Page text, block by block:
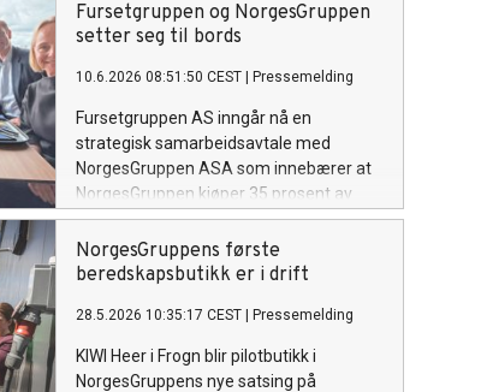
Fursetgruppen og NorgesGruppen
setter seg til bords
10.6.2026 08:51:50 CEST Pressemelding
Fursetgruppen AS inngår nå en
strategisk samarbeidsavtale med
NorgesGruppen ASA som innebærer at
NorgesGruppen kjøper 35 prosent av
Fursetgruppen – en av Norges ledende
aktører innen restaurantdrift, kantine og
eventcatering. I tillegg etablerer de to
eierandel, som skal brukes til felles
fremtidig satsing innen restaurant,
kantine og catering.
NorgesGruppens første
beredskapsbutikk er i drift
28.5.2026 10:35:17 CEST Pressemelding
KIWI Heer i Frogn blir pilotbutikk i
NorgesGruppens nye satsing på